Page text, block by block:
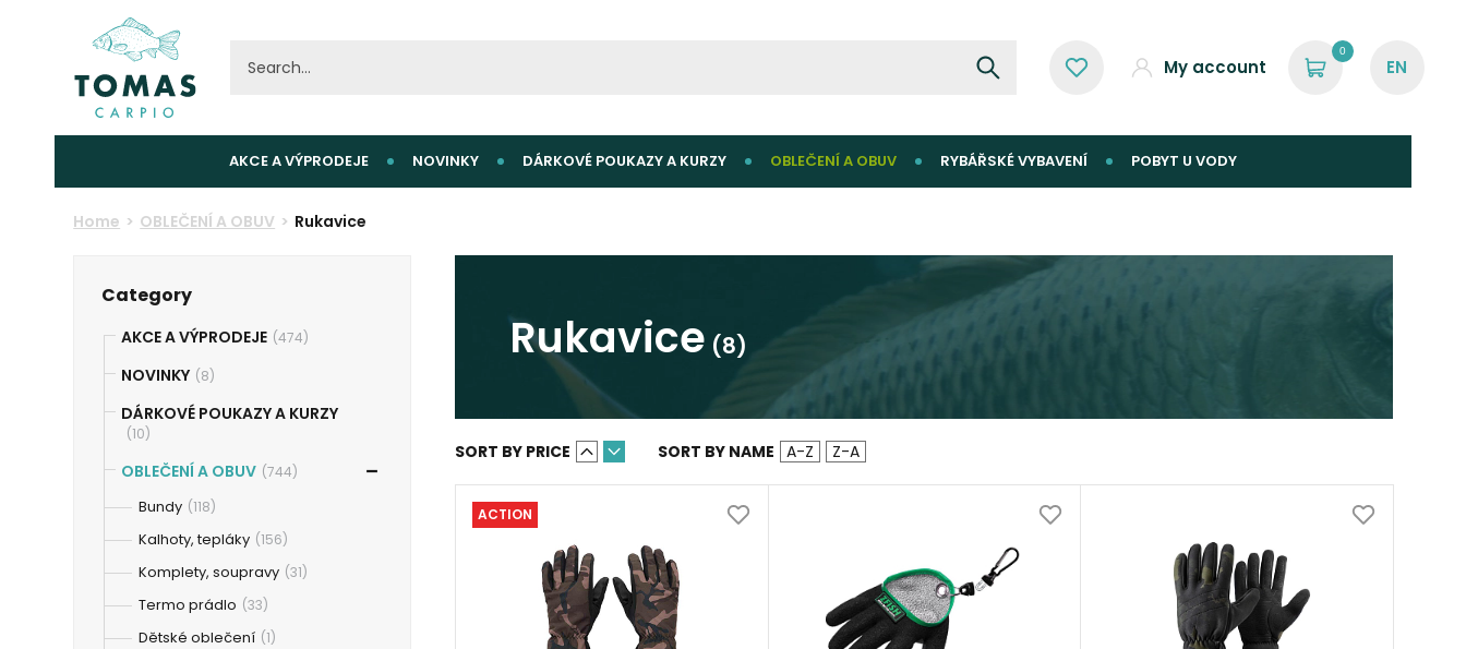
My account
0
AKCE A VÝPRODEJE NOVINKY DÁRKOVÉ POUKAZY A KURZY OBLEČENÍ A OBUV RYBÁŘSKÉ VYBAVENÍ POBYT U VODY
Home OBLEČENÍ A OBUV Rukavice
Category
AKCE A VÝPRODEJE (474)
NOVINKY (8)
DÁRKOVÉ POUKAZY A KURZY
(10)
OBLEČENÍ A OBUV (744)
Bundy (118)
Kalhoty, tepláky (156)
Komplety, soupravy (31)
Termo prádlo (33)
Dětské oblečení (1)
Rukavice (8)
SORT BY PRICE SORT BY NAME A-Z Z-A
ACTION